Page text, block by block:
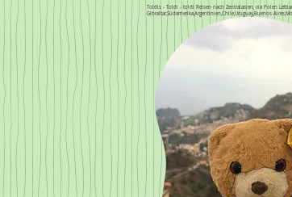
Toldis - Toldi - toldi Reisen nach Zentralasien, via Polen
Gibraltar,Südamerika,Argentinien,Chile,Uruguay,Buenos